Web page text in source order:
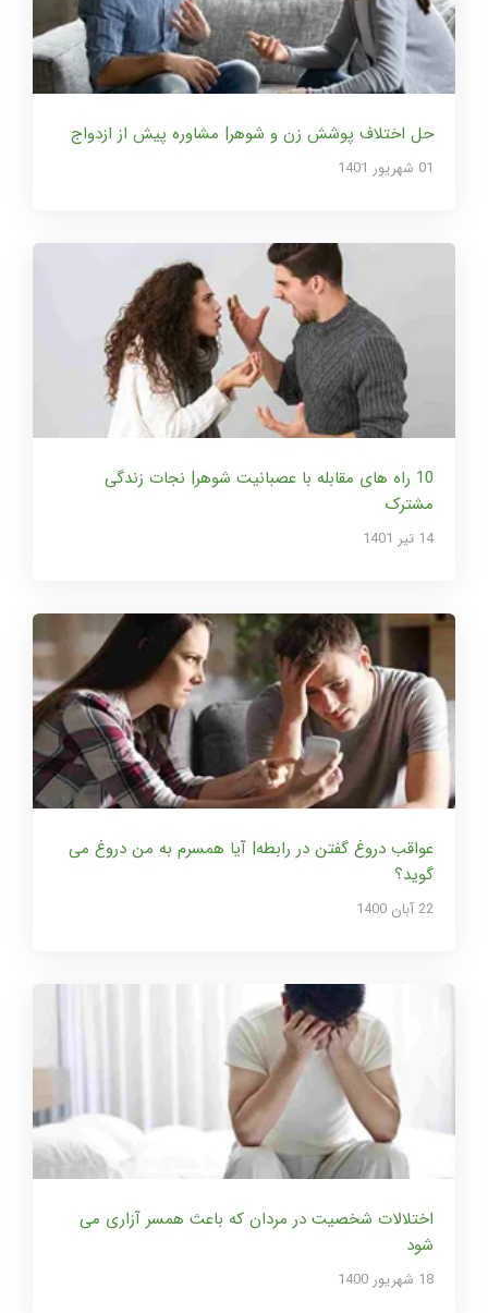
حل اختلاف پوشش زن و شوهر| مشاوره پیش از ازدواج
01 شهریور 1401
10 راه های مقابله با عصبانیت شوهر| نجات زندگی
مشترک
14 تير 1401
عواقب دروغ گفتن در رابطه| آیا همسرم به من دروغ می
گوید؟
22 آبان 1400
اختلالات شخصیت در مردان که باعث همسر آزاری می
شود
18 شهریور 1400